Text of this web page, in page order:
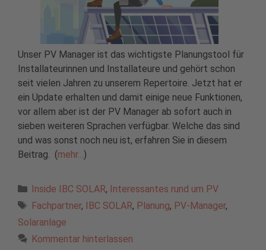
Unser PV Manager ist das wichtigste Planungstool für
Installateurinnen und Installateure und gehört schon
seit vielen Jahren zu unserem Repertoire. Jetzt hat er
ein Update erhalten und damit einige neue Funktionen,
vor allem aber ist der PV Manager ab sofort auch in
sieben weiteren Sprachen verfügbar. Welche das sind
und was sonst noch neu ist, erfahren Sie in diesem
Beitrag. (mehr…)
Kategorien
Inside IBC SOLAR, Interessantes rund um PV
Schlagwörter
Fachpartner, IBC SOLAR, Planung, PV-Manager,
Solaranlage
Kommentar hinterlassen